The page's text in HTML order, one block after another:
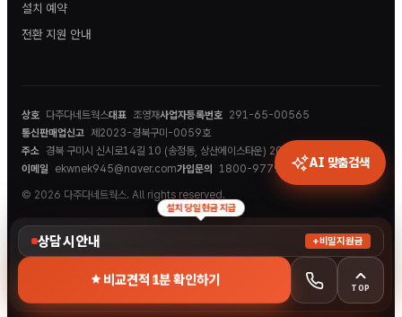
상담 시 안내 +비밀지원금
설치 당일 현금 지급
비교견적 1분 확인하기
TOP
설치 예약
전환 지원 안내
상호 다주다네트웍스대표 조영재사업자등록번호 291-65-00565
통신판매업신고 제2023-경북구미-0059호
주소 경북 구미시 신시로14길 10 (송정동, 상산에이스타운) 202호
이메일
ekwnek945@naver.com가입문의 1800-9779
© 2026 다주다네트웍스. All rights reserved.
AI 맞춤검색